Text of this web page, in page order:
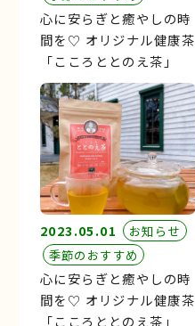
心に安らぎと癒やしの時
間を♡ オリジナル健康茶
「こころととのえ茶」
2023.05.01
お知らせ
季節のおすすめ
心に安らぎと癒やしの時
間を♡ オリジナル健康茶
「こころととのえ茶」